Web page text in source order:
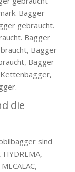
die
sind
HYDREMA,